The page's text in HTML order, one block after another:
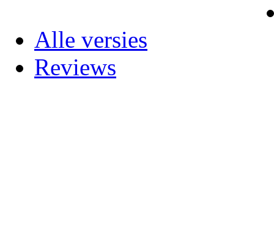
Alle versies
Reviews